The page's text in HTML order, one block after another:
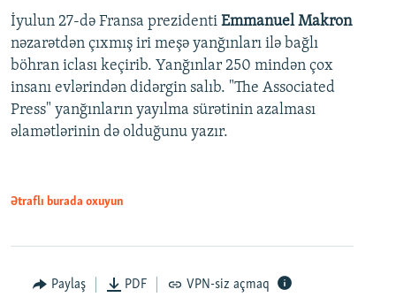
İyulun 27-də Fransa prezidenti Emmanuel Makron
nəzarətdən çıxmış iri meşə yanğınları ilə bağlı
böhran iclası keçirib. Yanğınlar 250 mindən çox
insanı evlərindən didərgin salıb. "The Associated
Press" yanğınların yayılma sürətinin azalması
əlamətlərinin də olduğunu yazır.
Ətraflı burada oxuyun
Paylaş PDF VPN-siz açmaq